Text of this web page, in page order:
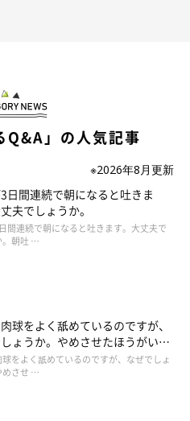
Q&A」の人気記事
※2026年8月更新
日間連続で朝になると吐きま
夫でしょうか。
間連続で朝になると吐きます。大丈夫で
。朝吐 …
球をよく舐めているのですが、
ょうか。やめさせたほうがいい
うか。
をよく舐めているのですが、なぜでしょ
めさせ …